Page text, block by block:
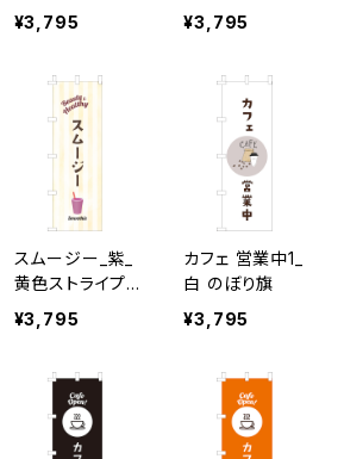
イプ のぼり旗
¥3,795
イプ のぼり旗
¥3,795
スムージー_紫_
黄色ストライプ
のぼり旗
¥3,795
カフェ 営業中1_
白 のぼり旗
¥3,795